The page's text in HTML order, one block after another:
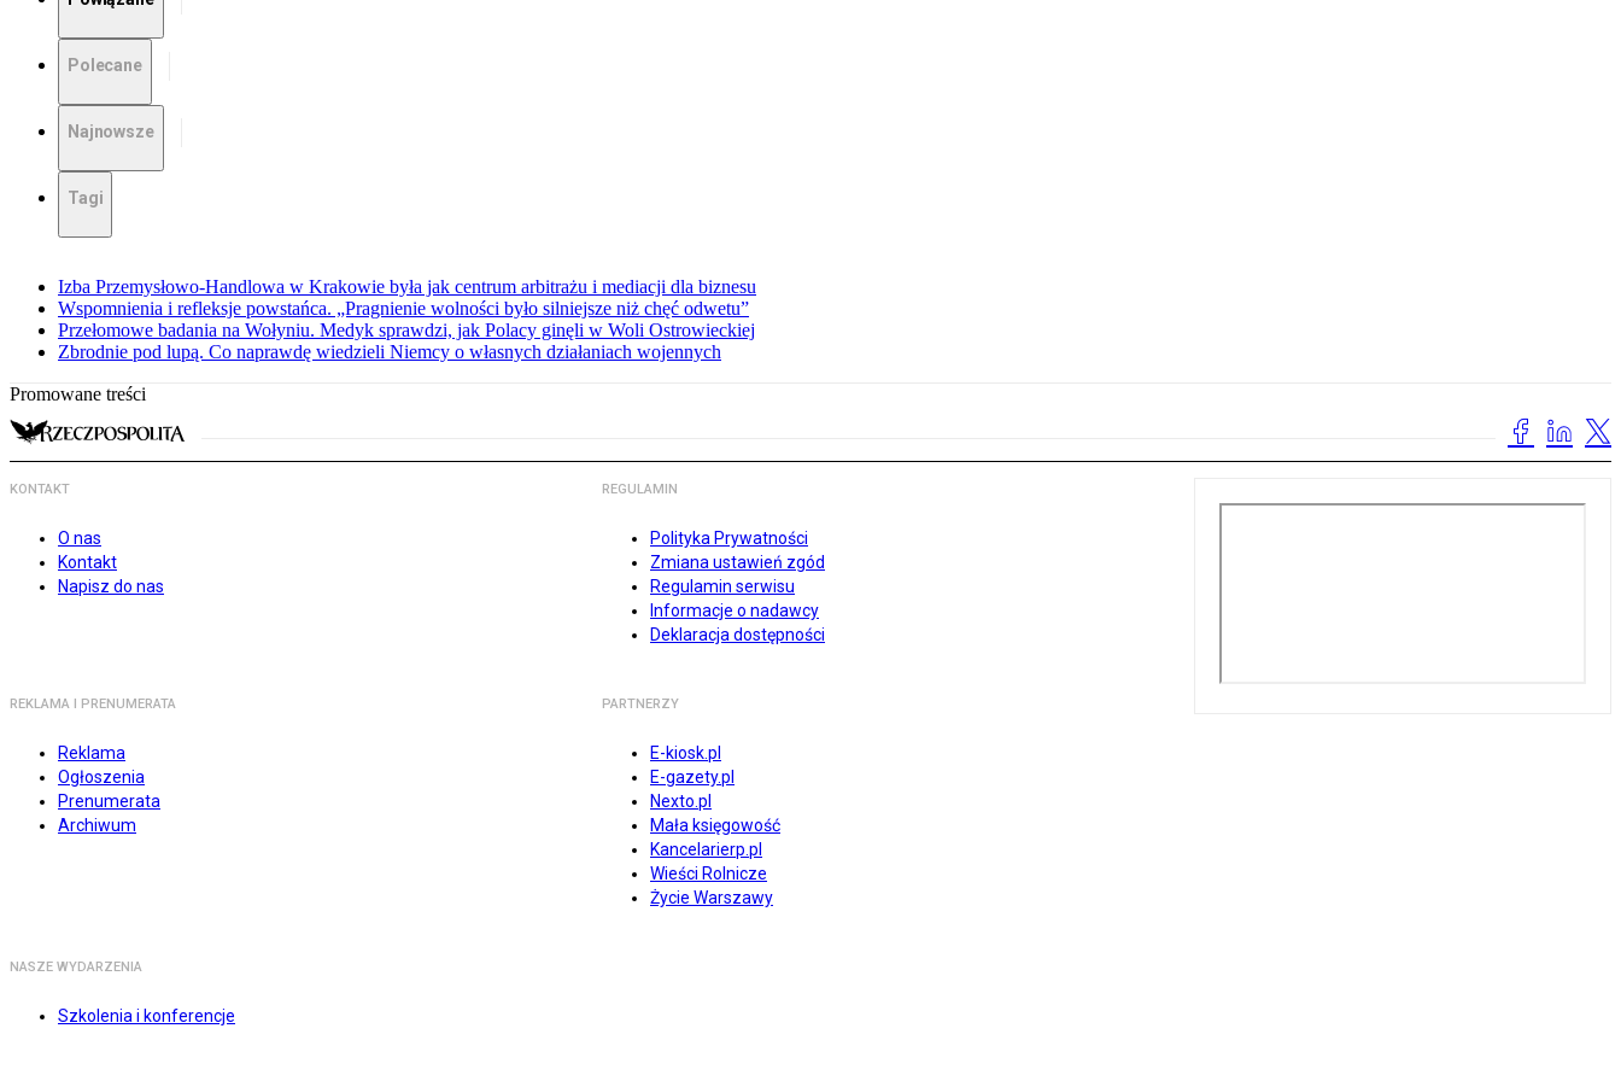
Polecane
Najnowsze
Tagi
Izba Przemysłowo-Handlowa w Krakowie była jak centrum arbitrażu i mediacji dla biznesu
Wspomnienia i refleksje powstańca. „Pragnienie wolności było silniejsze niż chęć odwetu”
Przełomowe badania na Wołyniu. Medyk sprawdzi, jak Polacy ginęli w Woli Ostrowieckiej
Zbrodnie pod lupą. Co naprawdę wiedzieli Niemcy o własnych działaniach wojennych
Promowane treści
KONTAKT
O nas
Kontakt
Napisz do nas
REGULAMIN
Polityka Prywatności
Zmiana ustawień zgód
Regulamin serwisu
Informacje o nadawcy
Deklaracja dostępności
REKLAMA I PRENUMERATA
Reklama
Ogłoszenia
Prenumerata
Archiwum
PARTNERZY
E-kiosk.pl
E-gazety.pl
Nexto.pl
Mała księgowość
Kancelarierp.pl
Wieści Rolnicze
Życie Warszawy
NASZE WYDARZENIA
Szkolenia i konferencje